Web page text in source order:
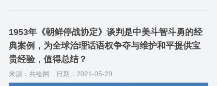
1953年《朝鲜停战协定》谈判是中美斗智斗勇的经
典案例，为全球治理话语权争夺与维护和平提供宝
贵经验，值得总结？
来源：共绘网 日期：2021-05-29